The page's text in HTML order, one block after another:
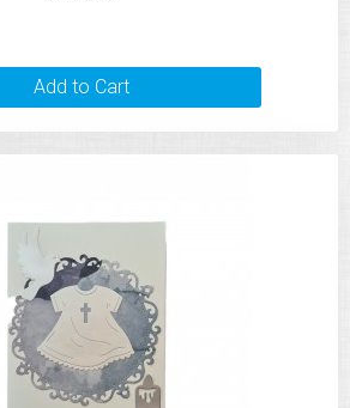
Add to Cart